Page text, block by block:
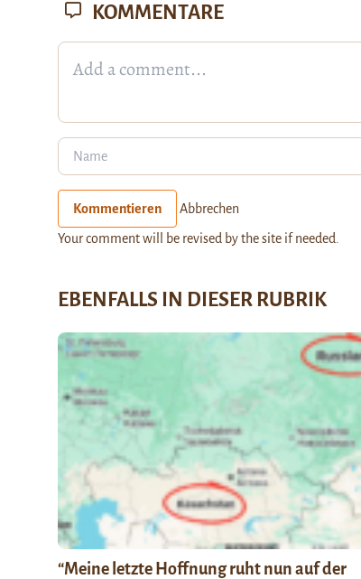
KOMMENTARE
Kommentieren Abbrechen
Your comment will be revised by the site if needed.
EBENFALLS IN DIESER RUBRIK
“Meine letzte Hoffnung ruht nun auf der